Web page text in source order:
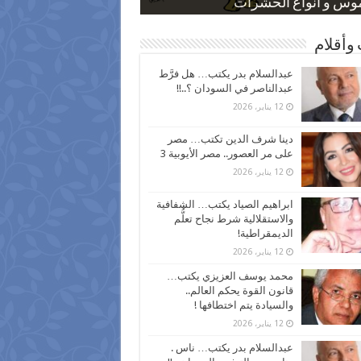
و أنواع الحشرات
بعد ارتفاع الأسعار
نسبة الطلاق في مصر
كاركاتيرية
كاركاتيرية
وأقلام
عبدالسلام بدر يكتب… هل فرَّط
عبدالناصر في السودان ؟..!!
12 يناير، 2026
دينا شرف الدين تكتب… مصر
على مر العصور.. مصر الأيوبية 3
12 يناير، 2026
ابراهيم الصياد يكتب… الشفافية
والاستقلالية شرط نجاح تعلُّم
الديمقراطية!
12 يناير، 2026
محمد يوسف العزيزي يكتب…
قانون القوة يحكم العالم..
والسيادة يتم اختطافها !
12 يناير، 2026
عبدالسلام بدر يكتب… ناس .